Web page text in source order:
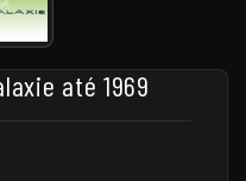
até 1969